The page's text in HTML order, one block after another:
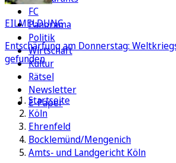
FC
Panorama
Politik
Wirtschaft
Kultur
Rätsel
Newsletter
E-Paper
EILMELDUNG
Entschärfung am Donnerstag:
gefunden
Startseite
Köln
Ehrenfeld
Bocklemünd/Mengenich
Amts- und Landgericht Köln